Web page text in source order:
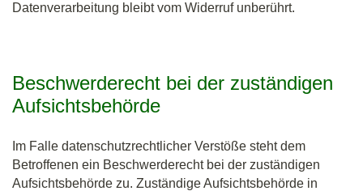
Datenverarbeitung bleibt vom Widerruf unberührt.
Beschwerderecht bei der zuständigen
Aufsichtsbehörde
Im Falle datenschutzrechtlicher Verstöße steht dem
Betroffenen ein Beschwerderecht bei der zuständigen
Aufsichtsbehörde zu. Zuständige Aufsichtsbehörde in